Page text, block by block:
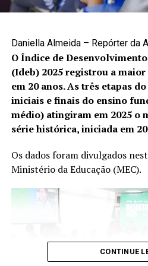
Bezerra dava voz aos
Janeiro, cantava a
“caguetas”. Foto:Gravadora
O malandro do
Silva. Era o embaixador das
das pessoas que moram nas
A denúncia é uma das
canais disponíveis são:
Cisdeca – Disque 125:
segunda a sexta-feira,
atendimento 24 horas
feriados;
Disque 100: atendimento
Centro Integrado 18 de
Daniella Almeida – Repórter da
O Índice de
(Ideb) 2025 registrou a
em 20 anos. As três etapas
iniciais e finais do ensino
médio) atingiram em 2025 o
série histórica, iniciada em
Os dados foram divulgados
Ministério da Educação (MEC).
CONTINUE